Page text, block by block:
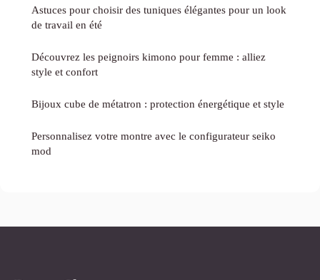
Astuces pour choisir des tuniques élégantes pour un look
de travail en été
Découvrez les peignoirs kimono pour femme : alliez
style et confort
Bijoux cube de métatron : protection énergétique et style
Personnalisez votre montre avec le configurateur seiko
mod